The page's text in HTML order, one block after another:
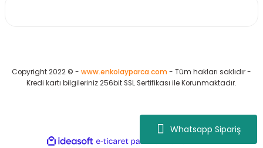
Whatsapp Sipariş
Copyright 2022 © - www.enkolayparca.com - Tüm hakları saklıdır -
Kredi kartı bilgileriniz 256bit SSL Sertifikası ile Korunmaktadır.
ideasoft